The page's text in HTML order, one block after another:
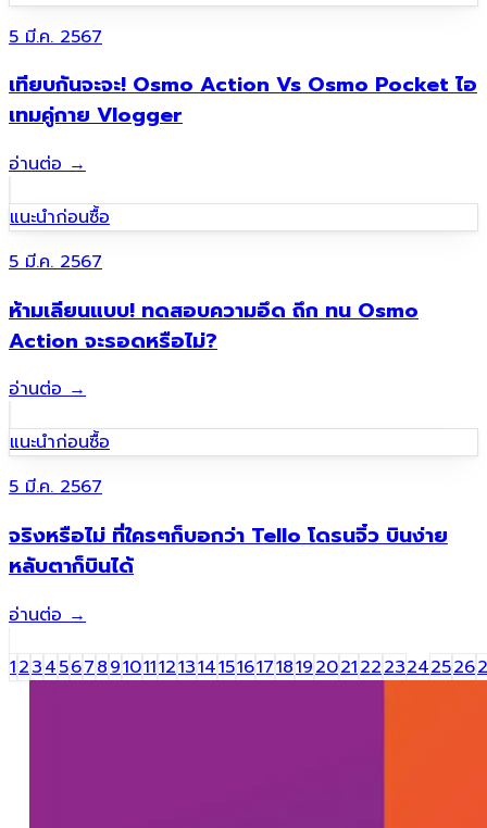
5 มี.ค. 2567
เทียบกันจะจะ! Osmo Action Vs Osmo Pocket ไอ
เทมคู่กาย Vlogger
อ่านต่อ→
แนะนำก่อนซื้อ
5 มี.ค. 2567
ห้ามเลียนแบบ! ทดสอบความอึด ถึก ทน Osmo
Action จะรอดหรือไม่?
อ่านต่อ→
แนะนำก่อนซื้อ
5 มี.ค. 2567
จริงหรือไม่ ที่ใครๆก็บอกว่า Tello โดรนจิ๋ว บินง่าย
หลับตาก็บินได้
อ่านต่อ→
1234567891011121314151617181920212223242526